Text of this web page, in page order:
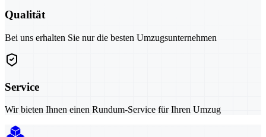
Qualität
Bei uns erhalten Sie nur die besten Umzugsunternehmen
Service
Wir bieten Ihnen einen Rundum-Service für Ihren Umzug